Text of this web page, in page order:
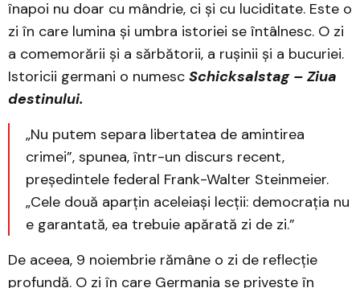
înapoi nu doar cu mândrie, ci și cu luciditate. Este o
zi în care lumina și umbra istoriei se întâlnesc. O zi
a comemorării și a sărbătorii, a rușinii și a bucuriei.
Istoricii germani o numesc Schicksalstag – Ziua
destinului.
„Nu putem separa libertatea de amintirea
crimei”, spunea, într-un discurs recent,
președintele federal Frank-Walter Steinmeier.
„Cele două aparțin aceleiași lecții: democrația nu
e garantată, ea trebuie apărată zi de zi.”
De aceea, 9 noiembrie rămâne o zi de reflecție
profundă. O zi în care Germania se privește în